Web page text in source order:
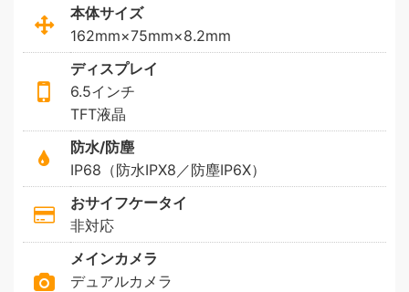
本体サイズ
162mm×75mm×8.2mm
ディスプレイ
6.5インチ
TFT液晶
防水/防塵
IP68（防水IPX8／防塵IP6X）
おサイフケータイ
非対応
メインカメラ
デュアルカメラ